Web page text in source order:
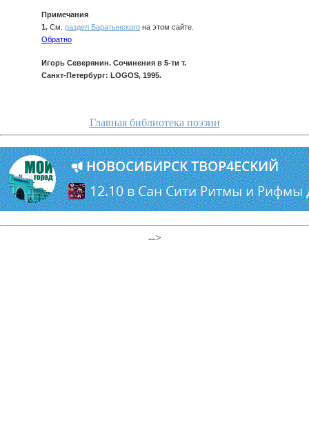
Примечания
1. См. раздел Баратынского на этом сайте.
Обратно
Игорь Северянин. Сочинения в 5-ти т.
Санкт-Петербург: LOGOS, 1995.
Главная библиотека поэзии
-->